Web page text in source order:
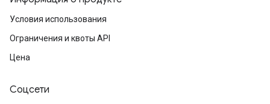
Условия использования
Ограничения и квоты API
Цена
Соцсети